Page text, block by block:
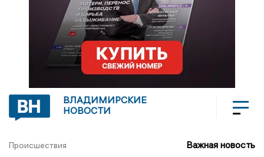
ВЛАДИМИРСКИЕ
НОВОСТИ
Происшествия Важная новость